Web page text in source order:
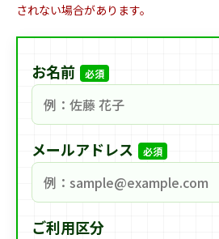
されない場合があります。
お名前 必須
メールアドレス 必須
ご利用区分